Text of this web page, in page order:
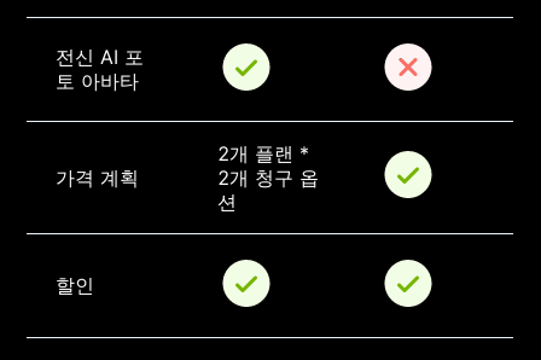
전신 AI 포
토 아바타
가격 계획
2개 플랜 *
2개 청구 옵
션
할인